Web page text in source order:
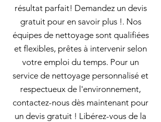
résultat parfait! Demandez un devis
gratuit pour en savoir plus !. Nos
équipes de nettoyage sont qualifiées
et flexibles, prêtes à intervenir selon
votre emploi du temps. Pour un
service de nettoyage personnalisé et
respectueux de l'environnement,
contactez-nous dès maintenant pour
un devis gratuit ! Libérez-vous de la